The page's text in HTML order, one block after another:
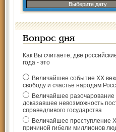
Выберите дату
Вопрос дня
Как Вы считаете, две
года - это
Величайшее событие ХХ
свободу и счастье народам
Величайшее разочарование
доказавшее невозможность
справедливого государства
Величайшее преступление
причиной гибели миллионов